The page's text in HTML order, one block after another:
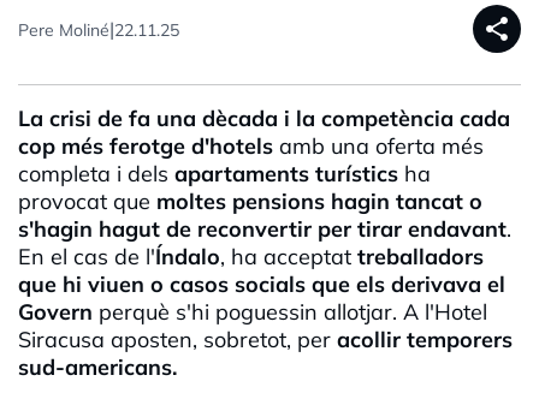
Pere Moliné|22.11.25 share
La crisi de fa una dècada i la competència cada
cop més ferotge d'hotels amb una oferta més
completa i dels apartaments turístics ha
provocat que moltes pensions hagin tancat o
s'hagin hagut de reconvertir per tirar endavant.
En el cas de l'Índalo, ha acceptat treballadors
que hi viuen o casos socials que els derivava el
Govern perquè s'hi poguessin allotjar. A l'Hotel
Siracusa aposten, sobretot, per acollir temporers
sud-americans.